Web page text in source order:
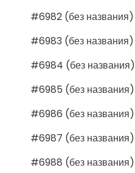
#6982 (без названия)
#6983 (без названия)
#6984 (без названия)
#6985 (без названия)
#6986 (без названия)
#6987 (без названия)
#6988 (без названия)